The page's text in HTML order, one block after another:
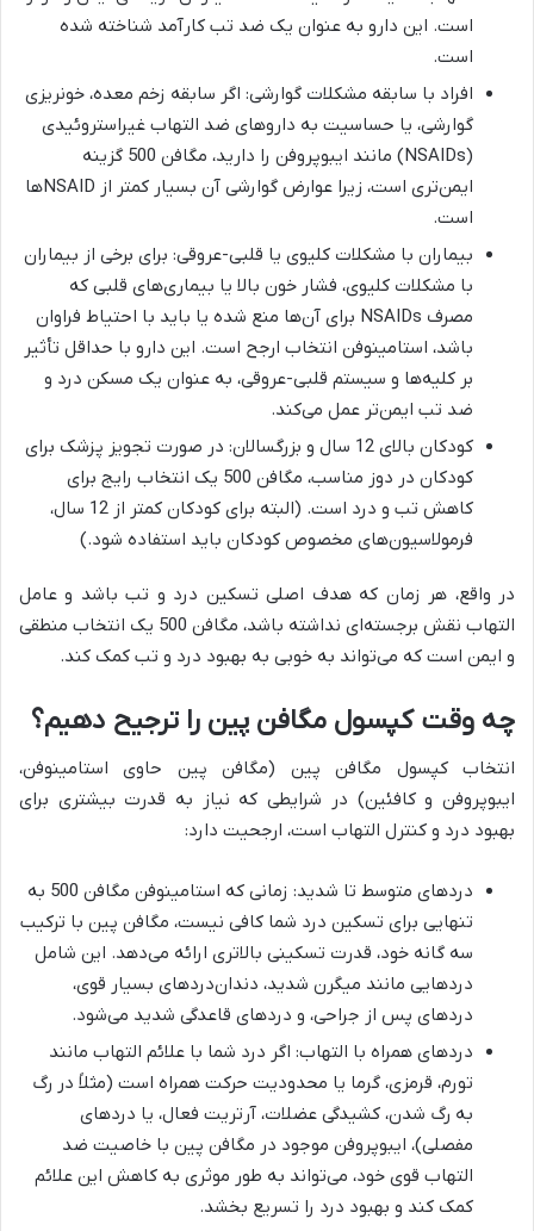
است. این دارو به عنوان یک ضد تب کارآمد شناخته شده
است.
افراد با سابقه مشکلات گوارشی: اگر سابقه زخم معده، خونریزی
گوارشی، یا حساسیت به داروهای ضد التهاب غیراستروئیدی
(NSAIDs) مانند ایبوپروفن را دارید، مگافن 500 گزینه
ایمن‌تری است، زیرا عوارض گوارشی آن بسیار کمتر از NSAIDها
است.
بیماران با مشکلات کلیوی یا قلبی-عروقی: برای برخی از بیماران
با مشکلات کلیوی، فشار خون بالا یا بیماری‌های قلبی که
مصرف NSAIDs برای آن‌ها منع شده یا باید با احتیاط فراوان
باشد، استامینوفن انتخاب ارجح است. این دارو با حداقل تأثیر
بر کلیه‌ها و سیستم قلبی-عروقی، به عنوان یک مسکن درد و
ضد تب ایمن‌تر عمل می‌کند.
کودکان بالای 12 سال و بزرگسالان: در صورت تجویز پزشک برای
کودکان در دوز مناسب، مگافن 500 یک انتخاب رایج برای
کاهش تب و درد است. (البته برای کودکان کمتر از 12 سال،
فرمولاسیون‌های مخصوص کودکان باید استفاده شود.)
در واقع، هر زمان که هدف اصلی تسکین درد و تب باشد و عامل
التهاب نقش برجسته‌ای نداشته باشد، مگافن 500 یک انتخاب منطقی
و ایمن است که می‌تواند به خوبی به بهبود درد و تب کمک کند.
چه وقت کپسول مگافن پین را ترجیح دهیم؟
انتخاب کپسول مگافن پین (مگافن پین حاوی استامینوفن،
ایبوپروفن و کافئین) در شرایطی که نیاز به قدرت بیشتری برای
بهبود درد و کنترل التهاب است، ارجحیت دارد:
دردهای متوسط تا شدید: زمانی که استامینوفن مگافن 500 به
تنهایی برای تسکین درد شما کافی نیست، مگافن پین با ترکیب
سه گانه خود، قدرت تسکینی بالاتری ارائه می‌دهد. این شامل
دردهایی مانند میگرن شدید، دندان‌دردهای بسیار قوی،
دردهای پس از جراحی، و دردهای قاعدگی شدید می‌شود.
دردهای همراه با التهاب: اگر درد شما با علائم التهاب مانند
تورم، قرمزی، گرما یا محدودیت حرکت همراه است (مثلاً در رگ
به رگ شدن، کشیدگی عضلات، آرتریت فعال، یا دردهای
مفصلی)، ایبوپروفن موجود در مگافن پین با خاصیت ضد
التهاب قوی خود، می‌تواند به طور موثری به کاهش این علائم
کمک کند و بهبود درد را تسریع بخشد.